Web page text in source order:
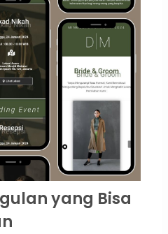
yang Bisa